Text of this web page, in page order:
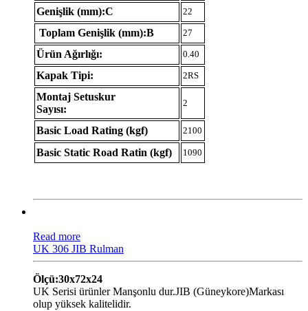
Genişlik (mm):C 22
Toplam Genişlik (mm):B 27
Ürün Ağırlığı: 0.40
Kapak Tipi: 2RS
Montaj Setuskur
Sayısı:
2
Basic Load Rating (kgf) 2100
Basic Static Road Ratin (kgf) 1090
Read more
UK 306 JIB Rulman
Ölçü:30x72x24
UK Serisi ürünler Manşonlu dur.JIB (Güneykore)Markası
olup yüksek kalitelidir.